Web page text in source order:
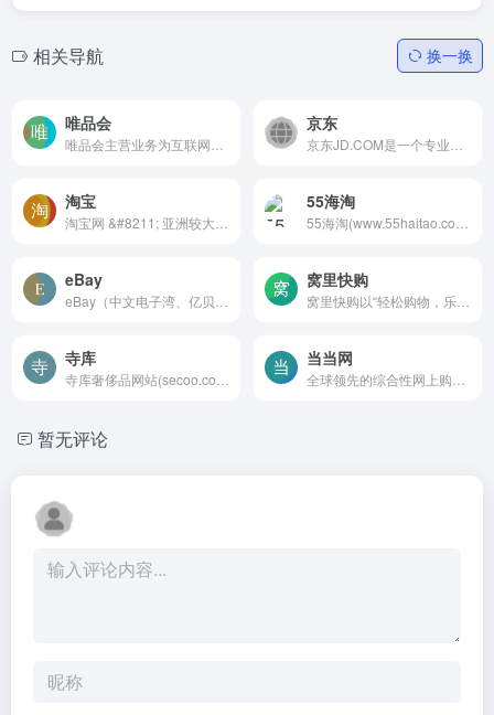
相关导航 换一换
唯品会 京东
淘宝 55海淘
eBay 窝里快购
寺库 当当网
暂无评论